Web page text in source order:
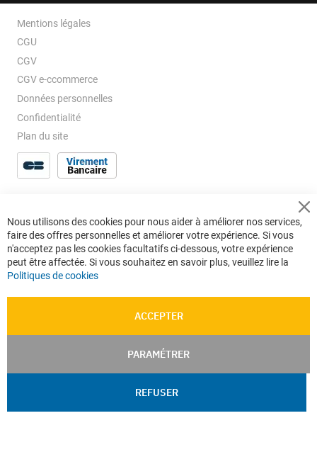
Mentions légales
CGU
CGV
CGV e-ccommerce
Données personnelles
Confidentialité
Plan du site
Nous utilisons des cookies pour nous aider à améliorer nos services,
faire des offres personnelles et améliorer votre expérience. Si vous
n'acceptez pas les cookies facultatifs ci-dessous, votre expérience
peut être affectée. Si vous souhaitez en savoir plus, veuillez lire la
Politiques de cookies
ACCEPTER
PARAMÉTRER
REFUSER